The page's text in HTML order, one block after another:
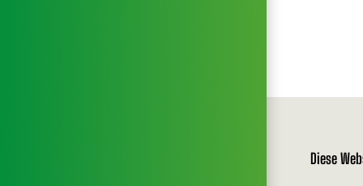
Diese